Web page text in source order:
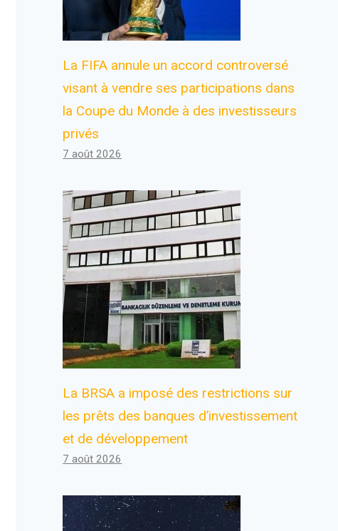
La FIFA annule un accord controversé
visant à vendre ses participations dans
la Coupe du Monde à des investisseurs
privés
7 août 2026
La BRSA a imposé des restrictions sur
les prêts des banques d’investissement
et de développement
7 août 2026